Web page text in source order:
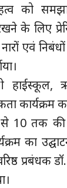
को
के लिए प्रेरित
नारों एवं
कार्यक्रम
से 10 तक
का
प्रबंधक